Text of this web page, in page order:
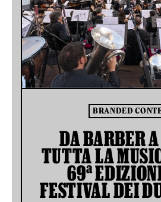
BRANDED
DA BARBER
TUTTA LA
69ª
FESTIVAL DEI